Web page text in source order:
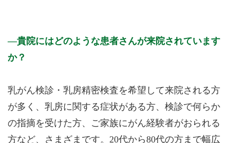
貴院にはどのような患者さんが来院されています
か？
乳がん検診・乳房精密検査を希望して来院される方
が多く、乳房に関する症状がある方、検診で何らか
の指摘を受けた方、ご家族にがん経験者がおられる
方など、さまざまです。20代から80代の方まで幅広